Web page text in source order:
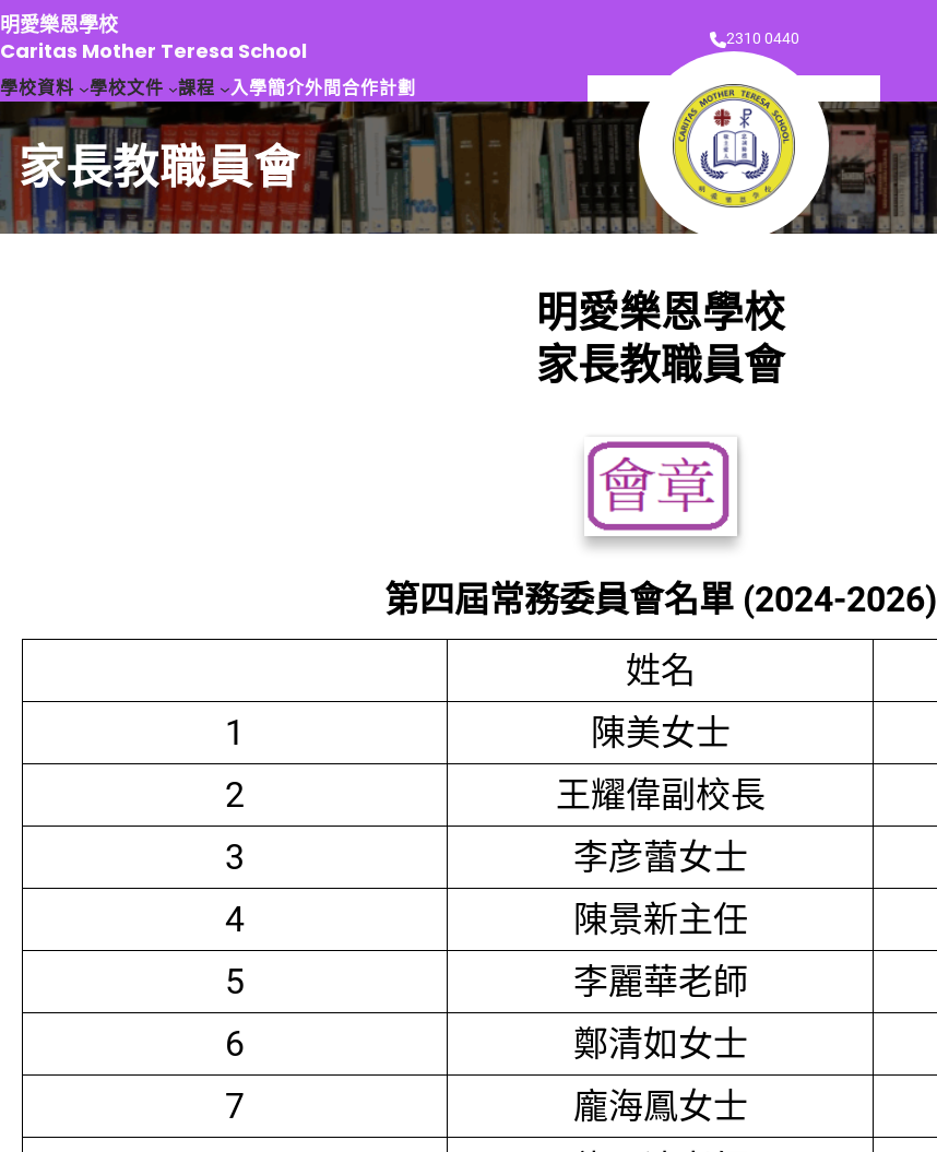
跳
至
主
要
容
明愛樂恩學校
Caritas Mother Teresa School
2310 0440
學校資料 學校文件 課程 入學簡介外間合作計劃
家長教職員會
明愛樂恩學校
家長教職員會
第四屆常務委員會名單 (2024-2026)
姓名
1
陳美女士
2
王耀偉副校長
3
李彦蕾女士
4
陳景新主任
5
李麗華老師
6
鄭清如女士
7
龐海鳳女士